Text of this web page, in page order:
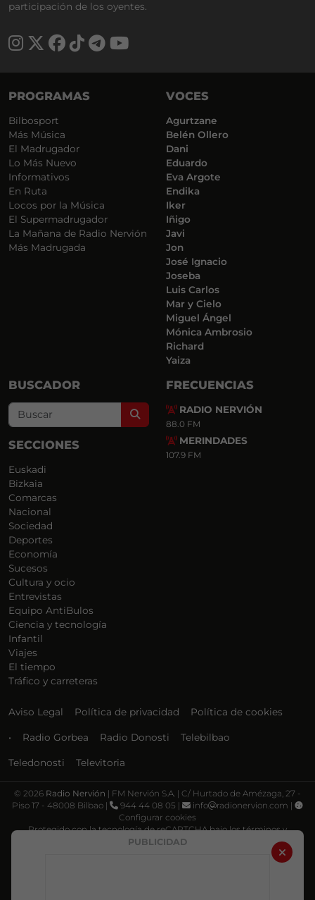
PUBLICIDAD
participación de los oyentes.
PROGRAMAS
Bilbosport
Más Música
El Madrugador
Lo Más Nuevo
Informativos
En Ruta
Locos por la Música
El Supermadrugador
La Mañana de Radio Nervión
Más Madrugada
VOCES
Agurtzane
Belén Ollero
Dani
Eduardo
Eva Argote
Endika
Iker
Iñigo
Javi
Jon
José Ignacio
Joseba
Luis Carlos
Mar y Cielo
Miguel Ángel
Mónica Ambrosio
Richard
Yaiza
BUSCADOR
Search
SECCIONES
Euskadi
Bizkaia
Comarcas
Nacional
Sociedad
Deportes
Economía
Sucesos
Cultura y ocio
Entrevistas
Equipo AntiBulos
Ciencia y tecnología
Infantil
Viajes
El tiempo
Tráfico y carreteras
FRECUENCIAS
RADIO NERVIÓN
88.0 FM
MERINDADES
107.9 FM
Aviso Legal Política de privacidad Política de cookies
• Radio Gorbea Radio Donosti Telebilbao
Teledonosti Televitoria
© 2026 Radio Nervión | FM Nervión S.A. | C/ Hurtado de Amézaga, 27 -
Piso 17 - 48008 Bilbao |
944 44 08 05 | info
radionervion.com |
Configurar cookies
Protegido con la tecnología de reCAPTCHA bajo los términos y
Política de privacidad Términos de servicio